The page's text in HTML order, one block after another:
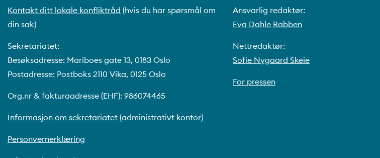
Kontakt ditt lokale konfliktråd (hvis du har spørsmål om
din sak)
Sekretariatet:
Besøksadresse: Mariboes gate 13, 0183 Oslo
Postadresse: Postboks 2110 Vika, 0125 Oslo
Org.nr & fakturaadresse (EHF): 986074465
Informasjon om sekretariatet (administrativt kontor)
Personvernerklæring
Ansvarlig redaktør:
Eva Dahle Rabben
Nettredaktør:
Sofie Nygaard Skeie
For pressen